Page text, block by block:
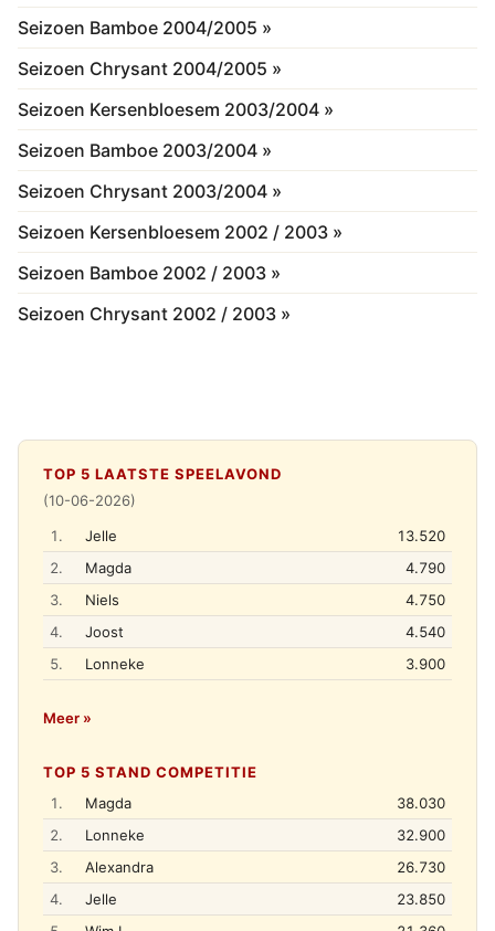
Seizoen Bamboe 2004/2005 »
Seizoen Chrysant 2004/2005 »
Seizoen Kersenbloesem 2003/2004 »
Seizoen Bamboe 2003/2004 »
Seizoen Chrysant 2003/2004 »
Seizoen Kersenbloesem 2002 / 2003 »
Seizoen Bamboe 2002 / 2003 »
Seizoen Chrysant 2002 / 2003 »
TOP 5 LAATSTE SPEELAVOND
(10-06-2026)
1.
Jelle
13.520
2.
Magda
4.790
3.
Niels
4.750
4.
Joost
4.540
5.
Lonneke 3.900
Meer »
TOP 5 STAND COMPETITIE
1.
Magda
38.030
2.
Lonneke
32.900
3.
Alexandra
26.730
4.
Jelle
23.850